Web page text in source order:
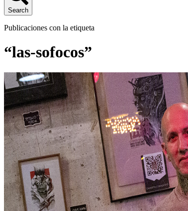
Search
Publicaciones con la etiqueta
“las-sofocos”